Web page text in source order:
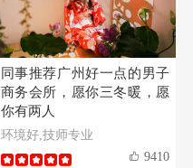
同事推荐广州好一点的男子
商务会所，愿你三冬暖，愿
你有两人
环境好,技师专业
9410